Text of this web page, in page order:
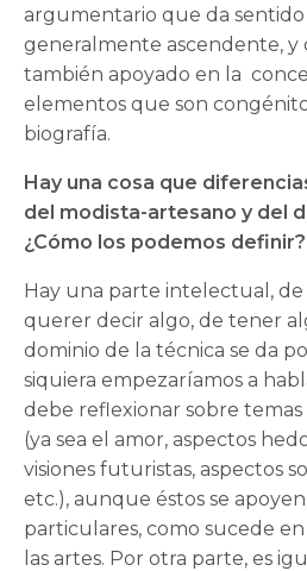
argumentario que da
generalmente ascendente, y
también apoyado en la
elementos que son
biografía.
Hay una cosa que
del modista-artesano y del
¿Cómo los podemos definir?
Hay una parte intelectual, de
querer decir algo, de tener
dominio de la técnica se da
siquiera empezaríamos a
debe reflexionar sobre temas
(ya sea el amor, aspectos
visiones futuristas, aspectos
etc.), aunque éstos se
particulares, como sucede
las artes. Por otra parte, es